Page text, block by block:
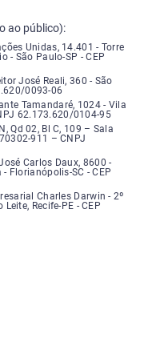
ao público):
das Nações Unidas,
Unidas, 14.401 - Torre
- São Paulo-SP - CEP
Doutor Heitor José
José Reali, 360 - São
0093-06
Almirante Tamandaré,
Tamandaré, 1024 - Vila
62.173.620/0104-95
Norte, sem
Qd 02, Bl C, 109 – Sala
911 – CNPJ
José Carlos, número
Carlos Daux, 8600 -
Florianópolis-SC - CEP
Empresarial Charles Darwin,
Charles Darwin - 2º
Recife-PE - CEP